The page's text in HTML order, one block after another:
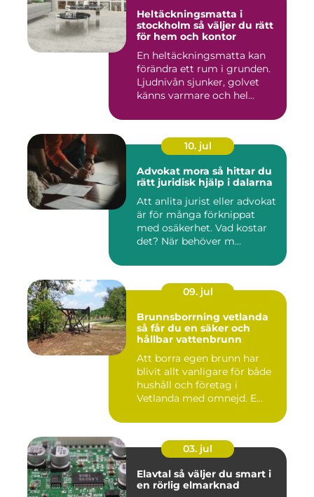
Heltäckningsmatta i
stockholm så väljer du rätt
för hem och kontor
En heltäckningsmatta kan
förändra ett rum i grunden.
Ljudnivån sjunker, golvet
känns varmare och hel...
10. jul
Advokat mora så hittar du
rätt juridisk hjälp i dalarna
Att anlita jurist eller advokat
är för många förknippat
med osäkerhet. Vad kostar
det? När behöver m...
09. jul
Brunnsborrning vetlanda
så får du en säker och
hållbar vattenbrunn
Att borra egen brunn har
blivit allt vanligare för både
hushåll och företag i
Vetlanda med omnejd. E...
03. jul
Elavtal så väljer du smart i
en rörlig elmarknad